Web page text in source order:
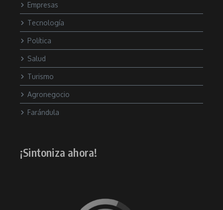
Empresas
Tecnología
Política
Salud
Turismo
Agronegocio
Farándula
¡Sintoniza ahora!